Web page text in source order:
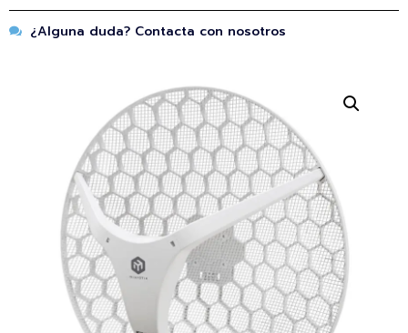
¿Alguna duda? Contacta con nosotros